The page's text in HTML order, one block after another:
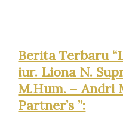
Berita Terbaru
iur. Liona N.
M.Hum. – Andri
Partner’s ”: